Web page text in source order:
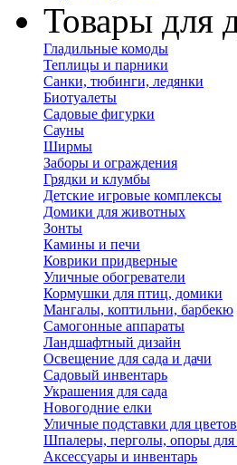
Товары для
Гладильные комоды
Теплицы и парники
Санки, тюбинги, ледянки
Биотуалеты
Садовые фигурки
Сауны
Ширмы
Заборы и ограждения
Грядки и клумбы
Детские игровые комплексы
Домики для животных
Зонты
Камины и печи
Коврики придверные
Уличные обогреватели
Кормушки для птиц, домики
Мангалы, коптильни, барбекю
Самогонные аппараты
Ландшафтный дизайн
Освещение для сада и дачи
Садовый инвентарь
Украшения для сада
Новогодние елки
Уличные подставки для цветов
Шпалеры, перголы, опоры для
Аксессуары и инвентарь